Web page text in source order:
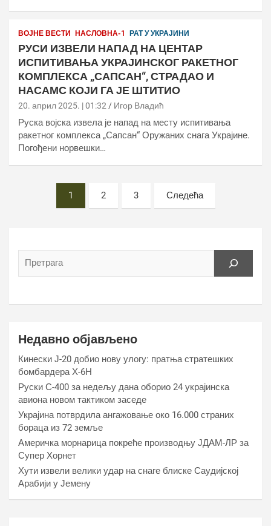
ВОЈНЕ ВЕСТИ НАСЛОВНА-1 РАТ У УКРАЈИНИ
РУСИ ИЗВЕЛИ НАПАД НА ЦЕНТАР
ИСПИТИВАЊА УКРАЈИНСКОГ РАКЕТНОГ
КОМПЛЕКСА „САПСАН“, СТРАДАО И
НАСАМС КОЈИ ГА ЈЕ ШТИТИО
20. април 2025. | 01:32 Игор Владић
Руска војска извела је напад на месту испитивања
ракетног комплекса „Сапсан“ Оружаних снага Украјине.
Погођени норвешки…
пагинатион
1 2 3 Следећа
Недавно објављено
Кинески Ј-20 добио нову улогу: пратња стратешких
бомбардера Х-6Н
Руски С-400 за недељу дана оборио 24 украјинска
авиона новом тактиком заседе
Украјина потврдила ангажовање око 16.000 страних
бораца из 72 земље
Америчка морнарица покреће производњу ЈДАМ-ЛР за
Супер Хорнет
Хути извели велики удар на снаге блиске Саудијској
Арабији у Јемену